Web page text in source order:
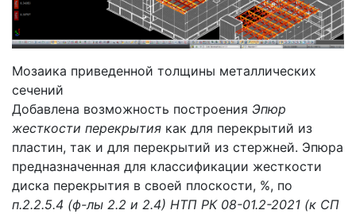
Мозаика приведенной толщины металлических
сечений
Добавлена возможность построения Эпюр
жесткости перекрытия как для перекрытий из
пластин, так и для перекрытий из стержней. Эпюра
предназначенная для классификации жесткости
диска перекрытия в своей плоскости, %, по
п.2.2.5.4 (ф-лы 2.2 и 2.4) НТП РК 08-01.2-2021 (к СП